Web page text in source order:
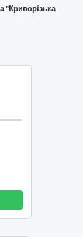
"Криворізька